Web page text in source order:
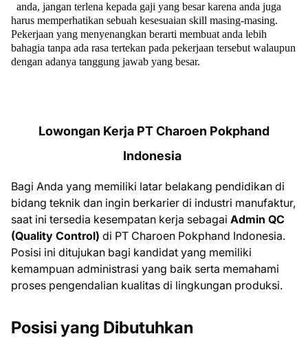
anda, jangan terlena kepada gaji yang besar karena anda juga
harus memperhatikan sebuah kesesuaian skill masing-masing.
Pekerjaan yang menyenangkan berarti membuat anda lebih
bahagia tanpa ada rasa tertekan pada pekerjaan tersebut walaupun
dengan adanya tanggung jawab yang besar.
Lowongan Kerja PT Charoen Pokphand
Indonesia
Bagi Anda yang memiliki latar belakang pendidikan di
bidang teknik dan ingin berkarier di industri manufaktur,
saat ini tersedia kesempatan kerja sebagai Admin QC
(Quality Control) di PT Charoen Pokphand Indonesia.
Posisi ini ditujukan bagi kandidat yang memiliki
kemampuan administrasi yang baik serta memahami
proses pengendalian kualitas di lingkungan produksi.
Posisi yang Dibutuhkan